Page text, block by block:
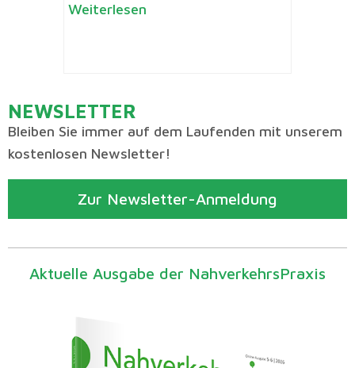
Weiterlesen
NEWSLETTER
Bleiben Sie immer auf dem Laufenden mit unserem
kostenlosen Newsletter!
Zur Newsletter-Anmeldung
Aktuelle Ausgabe der NahverkehrsPraxis